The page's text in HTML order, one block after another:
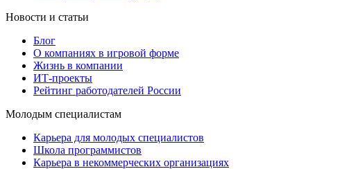
Новости и статьи
Блог
О компаниях в игровой форме
Жизнь в компании
ИТ-проекты
Рейтинг работодателей России
Молодым специалистам
Карьера для молодых специалистов
Школа программистов
Карьера в некоммерческих организациях